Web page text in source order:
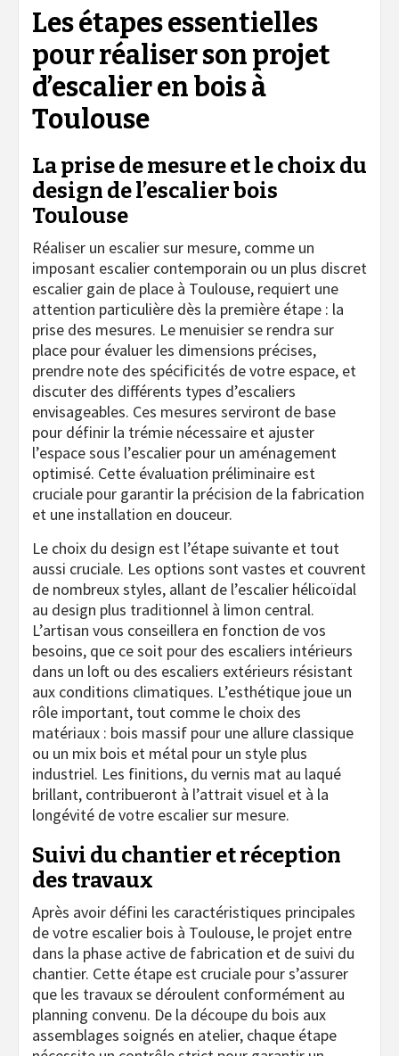
Les étapes essentielles
pour réaliser son projet
d’escalier en bois à
Toulouse
La prise de mesure et le choix du
design de l’escalier bois
Toulouse
Réaliser un escalier sur mesure, comme un
imposant escalier contemporain ou un plus discret
escalier gain de place à Toulouse, requiert une
attention particulière dès la première étape : la
prise des mesures. Le menuisier se rendra sur
place pour évaluer les dimensions précises,
prendre note des spécificités de votre espace, et
discuter des différents types d’escaliers
envisageables. Ces mesures serviront de base
pour définir la trémie nécessaire et ajuster
l’espace sous l’escalier pour un aménagement
optimisé. Cette évaluation préliminaire est
cruciale pour garantir la précision de la fabrication
et une installation en douceur.
Le choix du design est l’étape suivante et tout
aussi cruciale. Les options sont vastes et couvrent
de nombreux styles, allant de l’escalier hélicoïdal
au design plus traditionnel à limon central.
L’artisan vous conseillera en fonction de vos
besoins, que ce soit pour des escaliers intérieurs
dans un loft ou des escaliers extérieurs résistant
aux conditions climatiques. L’esthétique joue un
rôle important, tout comme le choix des
matériaux : bois massif pour une allure classique
ou un mix bois et métal pour un style plus
industriel. Les finitions, du vernis mat au laqué
brillant, contribueront à l’attrait visuel et à la
longévité de votre escalier sur mesure.
Suivi du chantier et réception
des travaux
Après avoir défini les caractéristiques principales
de votre escalier bois à Toulouse, le projet entre
dans la phase active de fabrication et de suivi du
chantier. Cette étape est cruciale pour s’assurer
que les travaux se déroulent conformément au
planning convenu. De la découpe du bois aux
assemblages soignés en atelier, chaque étape